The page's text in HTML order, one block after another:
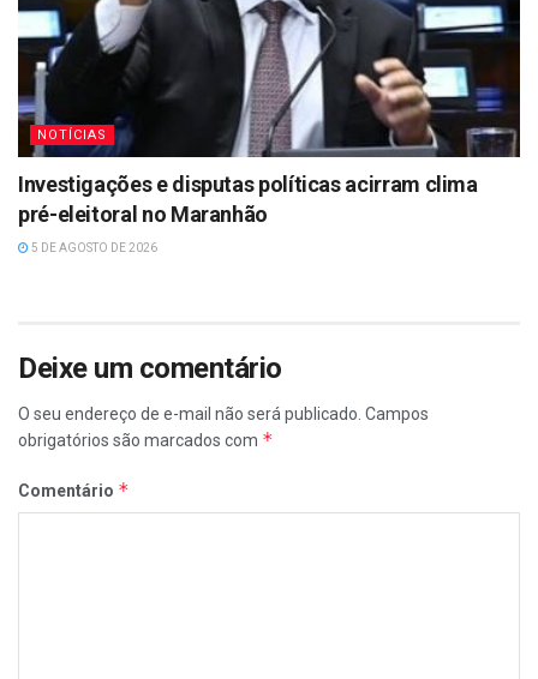
NOTÍCIAS
Investigações e disputas políticas acirram clima
pré-eleitoral no Maranhão
5 DE AGOSTO DE 2026
Deixe um comentário
O seu endereço de e-mail não será publicado. Campos
obrigatórios são marcados com *
Comentário *